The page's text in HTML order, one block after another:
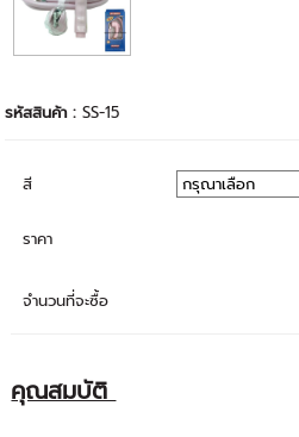
รหัสสินค้า :SS-15
สี
ราคา
จำนวนที่จะซื้อ
คุณสมบัติ